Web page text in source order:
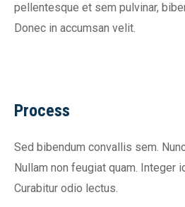
pellentesque et sem pulvinar,
Donec in accumsan velit.
Process
Sed bibendum convallis sem.
Nullam non feugiat quam. Integer
Curabitur odio lectus.